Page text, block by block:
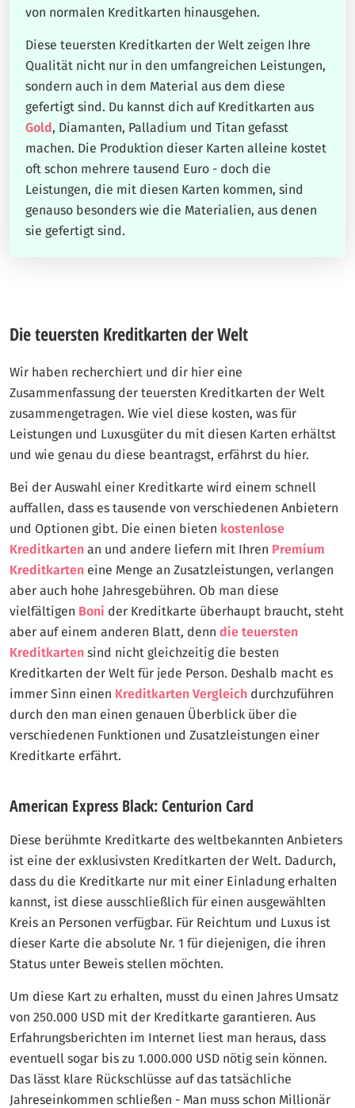
von normalen Kreditkarten hinausgehen.
Diese teuersten Kreditkarten der Welt zeigen Ihre
Qualität nicht nur in den umfangreichen Leistungen,
sondern auch in dem Material aus dem diese
gefertigt sind. Du kannst dich auf Kreditkarten aus
Gold, Diamanten, Palladium und Titan gefasst
machen. Die Produktion dieser Karten alleine kostet
oft schon mehrere tausend Euro - doch die
Leistungen, die mit diesen Karten kommen, sind
genauso besonders wie die Materialien, aus denen
sie gefertigt sind.
Die teuersten Kreditkarten der Welt
Wir haben recherchiert und dir hier eine
Zusammenfassung der teuersten Kreditkarten der Welt
zusammengetragen. Wie viel diese kosten, was für
Leistungen und Luxusgüter du mit diesen Karten erhältst
und wie genau du diese beantragst, erfährst du hier.
Bei der Auswahl einer Kreditkarte wird einem schnell
auffallen, dass es tausende von verschiedenen Anbietern
und Optionen gibt. Die einen bieten kostenlose
Kreditkarten an und andere liefern mit Ihren Premium
Kreditkarten eine Menge an Zusatzleistungen, verlangen
aber auch hohe Jahresgebühren. Ob man diese
vielfältigen Boni der Kreditkarte überhaupt braucht, steht
aber auf einem anderen Blatt, denn die teuersten
Kreditkarten sind nicht gleichzeitig die besten
Kreditkarten der Welt für jede Person. Deshalb macht es
immer Sinn einen Kreditkarten Vergleich durchzuführen
durch den man einen genauen Überblick über die
verschiedenen Funktionen und Zusatzleistungen einer
Kreditkarte erfährt.
American Express Black: Centurion Card
Diese berühmte Kreditkarte des weltbekannten Anbieters
ist eine der exklusivsten Kreditkarten der Welt. Dadurch,
dass du die Kreditkarte nur mit einer Einladung erhalten
kannst, ist diese ausschließlich für einen ausgewählten
Kreis an Personen verfügbar. Für Reichtum und Luxus ist
dieser Karte die absolute Nr. 1 für diejenigen, die ihren
Status unter Beweis stellen möchten.
Um diese Kart zu erhalten, musst du einen Jahres Umsatz
von 250.000 USD mit der Kreditkarte garantieren. Aus
Erfahrungsberichten im Internet liest man heraus, dass
eventuell sogar bis zu 1.000.000 USD nötig sein können.
Das lässt klare Rückschlüsse auf das tatsächliche
Jahreseinkommen schließen - Man muss schon Millionär